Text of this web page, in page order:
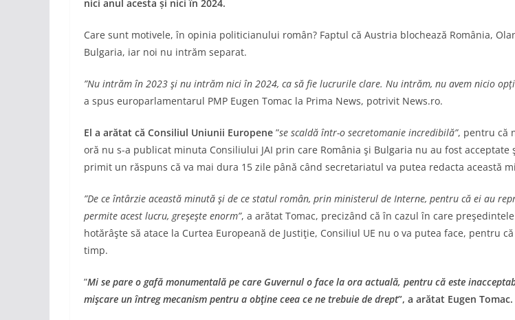
nici anul acesta și nici în 2024.
Care sunt motivele, în opinia politicianului român? Faptul că Austria blochează România,
Bulgaria, iar noi nu intrăm separat.
”Nu intrăm în 2023 şi nu intrăm nici în 2024, ca să fie lucrurile clare. Nu intrăm, nu avem nicio
a spus europarlamentarul PMP Eugen Tomac la Prima News, potrivit News.ro.
El a arătat că Consiliul Uniunii Europene ”se scaldă într-o secretomanie incredibilă”, pentru că
oră nu s-a publicat minuta Consiliului JAI prin care România şi Bulgaria nu au fost acceptate
primit un răspuns că va mai dura 15 zile până când secretariatul va putea redacta această
”De ce întârzie această minută şi de ce statul român, prin ministerul de Interne, pentru că ei au
permite acest lucru, greşeşte enorm”, a arătat Tomac, precizând că în cazul în care
hotărâşte să atace la Curtea Europeană de Justiţie, Consiliul UE nu o va putea face, pentru
timp.
”Mi se pare o gafă monumentală pe care Guvernul o face la ora actuală, pentru că este
mişcare un întreg mecanism pentru a obţine ceea ce ne trebuie de drept”, a arătat Eugen Tomac.